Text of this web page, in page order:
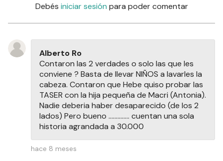
Debés iniciar sesión para poder comentar
Alberto Ro
Contaron las 2 verdades o solo las que les
conviene ? Basta de llevar NIÑOS a lavarles la
cabeza. Contaron que Hebe quiso probar las
TASER con la hija pequeña de Macri (Antonia).
Nadie deberia haber desaparecido (de los 2
lados) Pero bueno .............. cuentan una sola
historia agrandada a 30.000
hace 8 meses